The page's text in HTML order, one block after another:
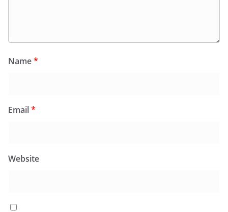
Name*
Email*
Website